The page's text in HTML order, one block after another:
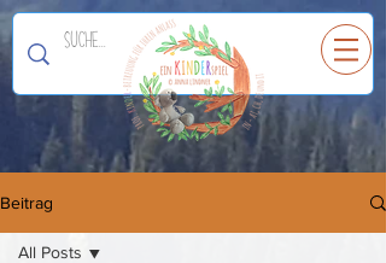
EinKINDERspiel
Beitrag
All Posts